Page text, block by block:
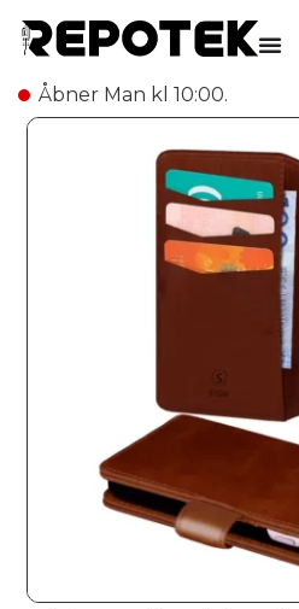
Åbner Man kl 10:00.